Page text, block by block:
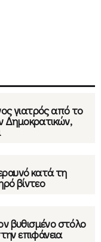
γιατρός από το
Δημοκρατικών,
κατά τη
βίντεο
βυθισμένο στόλο
επιφάνεια